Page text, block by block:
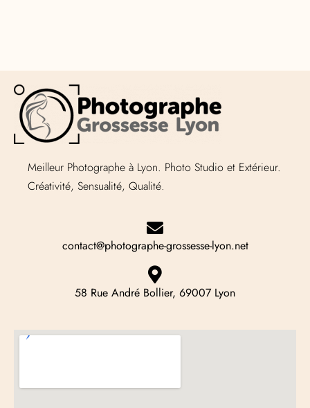
Meilleur Photographe à Lyon. Photo Studio et Extérieur.
Créativité, Sensualité, Qualité.
contact@photographe-grossesse-lyon.net
58 Rue André Bollier, 69007 Lyon